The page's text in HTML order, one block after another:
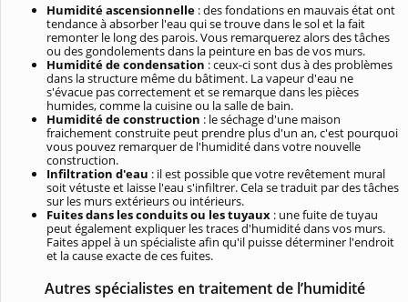
Humidité ascensionnelle : des fondations en mauvais état ont
tendance à absorber l'eau qui se trouve dans le sol et la fait
remonter le long des parois. Vous remarquerez alors des tâches
ou des gondolements dans la peinture en bas de vos murs.
Humidité de condensation : ceux-ci sont dus à des problèmes
dans la structure même du bâtiment. La vapeur d'eau ne
s'évacue pas correctement et se remarque dans les pièces
humides, comme la cuisine ou la salle de bain.
Humidité de construction : le séchage d'une maison
fraichement construite peut prendre plus d'un an, c'est pourquoi
vous pouvez remarquer de l'humidité dans votre nouvelle
construction.
Infiltration d'eau : il est possible que votre revêtement mural
soit vétuste et laisse l'eau s'infiltrer. Cela se traduit par des tâches
sur les murs extérieurs ou intérieurs.
Fuites dans les conduits ou les tuyaux : une fuite de tuyau
peut également expliquer les traces d'humidité dans vos murs.
Faites appel à un spécialiste afin qu'il puisse déterminer l'endroit
et la cause exacte de ces fuites.
Autres spécialistes en traitement de l’humidité